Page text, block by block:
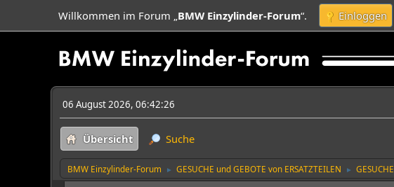
Willkommen im Forum „BMW Einzylinder-Forum“. Einloggen
06 August 2026, 06:42:26
Übersicht Suche
BMW Einzylinder-Forum ► GESUCHE und GEBOTE von ERSATZTEILEN ► GESUCHE